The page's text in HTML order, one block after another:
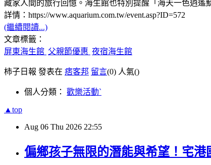
藏家人間的旅行回憶。海生館也特別提醒「海天一色逍
詳情：https://www.aquarium.com.tw/event.asp?ID=572
(繼續閱讀...)
文章標籤：
屏東海生館 父親節優惠 夜宿海生館
柿子日報 發表在 痞客邦 留言(0) 人氣()
個人分類： 歡樂活動ˋ
▲top
Aug 06 Thu 2026 22:55
偏鄉孩子無限的潛能與希望！宅